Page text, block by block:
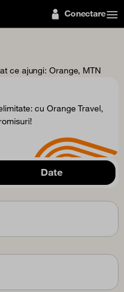
Conectare
ce ajungi: Orange, MTN
cu Orange Travel,
Date